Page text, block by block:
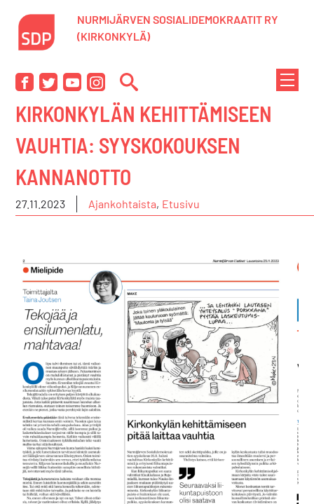
Siirry
sisältöön
NURMIJÄRVEN SOSIALIDEMOKRAATIT RY
(KIRKONKYLÄ)
NÄYTÄ
KIRKONKYLÄN KEHITTÄMISEEN
VAUHTIA: SYYSKOKOUKSEN
KANNANOTTO
27.11.2023 Ajankohtaista, Etusivu